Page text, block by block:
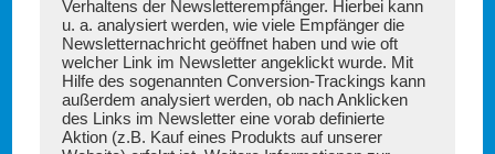
Verhaltens der Newsletterempfänger. Hierbei kann
u. a. analysiert werden, wie viele Empfänger die
Newsletternachricht geöffnet haben und wie oft
welcher Link im Newsletter angeklickt wurde. Mit
Hilfe des sogenannten Conversion-Trackings kann
außerdem analysiert werden, ob nach Anklicken
des Links im Newsletter eine vorab definierte
Aktion (z.B. Kauf eines Produkts auf unserer